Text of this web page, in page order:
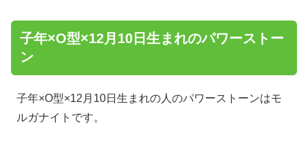
子年×O型×12月10日生まれのパワーストー
ン
子年×O型×12月10日生まれの人のパワーストーンはモ
ルガナイトです。